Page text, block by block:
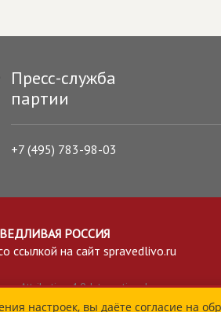
Пресс-служба
партии
+7 (495) 783-98-03
РОССИЯ
ссылкой на сайт spravedlivo.ru
Attribution 4.0 International
настроек, вы даёте согласие на